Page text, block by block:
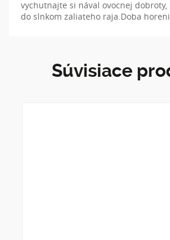
vychutnajte si nával ovocnej
do slnkom zaliateho raja.Doba
Súvisiace